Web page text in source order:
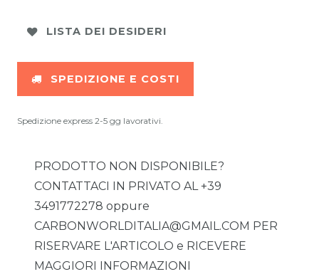
LISTA DEI DESIDERI
SPEDIZIONE E COSTI
Spedizione express 2-5 gg lavorativi.
PRODOTTO NON DISPONIBILE?
CONTATTACI IN PRIVATO AL +39
3491772278 oppure
CARBONWORLDITALIA@GMAIL.COM PER
RISERVARE L'ARTICOLO e RICEVERE
MAGGIORI INFORMAZIONI